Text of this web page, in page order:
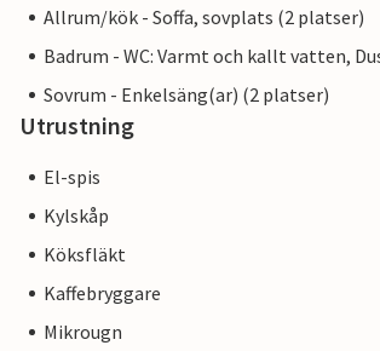
Allrum/kök - Soffa, sovplats (2 platser)
Badrum - WC: Varmt och kallt vatten,
Sovrum - Enkelsäng(ar) (2 platser)
Utrustning
El-spis
Kylskåp
Köksfläkt
Kaffebryggare
Mikrougn